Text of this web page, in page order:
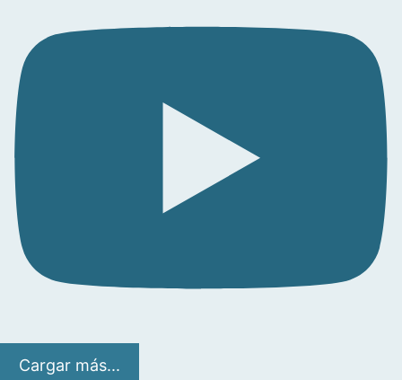
Cargar más...